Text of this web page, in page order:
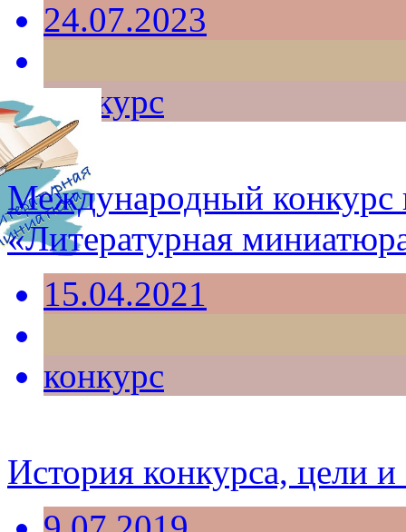
24.07.2023
конкурс
Международный конкурс
«Литературная
15.04.2021
конкурс
История конкурса, цели и